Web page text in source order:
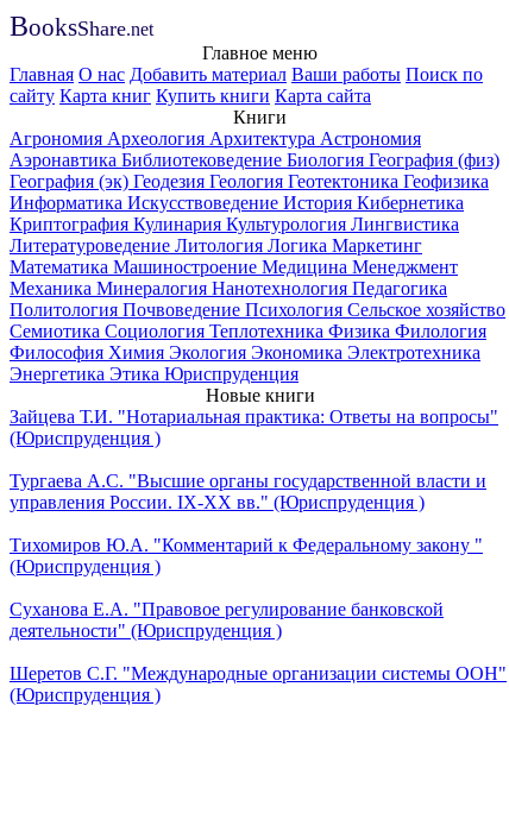
BooksShare.net
Главное меню
Главная О нас Добавить материал Ваши работы Поиск по
сайту Карта книг Купить книги Карта сайта
Книги
Агрономия Археология Архитектура Астрономия
Аэронавтика Библиотековедение Биология География (физ)
География (эк) Геодезия Геология Геотектоника Геофизика
Информатика Искусствоведение История Кибернетика
Криптография Кулинария Культурология Лингвистика
Литературоведение Литология Логика Маркетинг
Математика Машиностроение Медицина Менеджмент
Механика Минералогия Нанотехнология Педагогика
Политология Почвоведение Психология Сельское хозяйство
Семиотика Социология Теплотехника Физика Филология
Философия Химия Экология Экономика Электротехника
Энергетика Этика Юриспруденция
Новые книги
Зайцева Т.И. "Нотариальная практика: Ответы на вопросы"
(Юриспруденция )
Тургаева А.С. "Высшие органы государственной власти и
управления России. IХ-ХХ вв." (Юриспруденция )
Тихомиров Ю.А. "Комментарий к Федеральному закону "
(Юриспруденция )
Суханова Е.А. "Правовое регулирование банковской
деятельности" (Юриспруденция )
Шеретов С.Г. "Международные организации системы ООН"
(Юриспруденция )